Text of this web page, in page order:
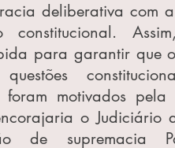
deliberativa
constitucional.
para garantir que
foram motivados
o Judiciário